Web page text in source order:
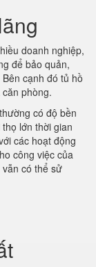
doanh nghiệp,
để bảo quản,
cạnh đó tủ hồ
phòng.
thường có độ bền
lớn thời gian
các hoạt động
công việc của
có thể sử